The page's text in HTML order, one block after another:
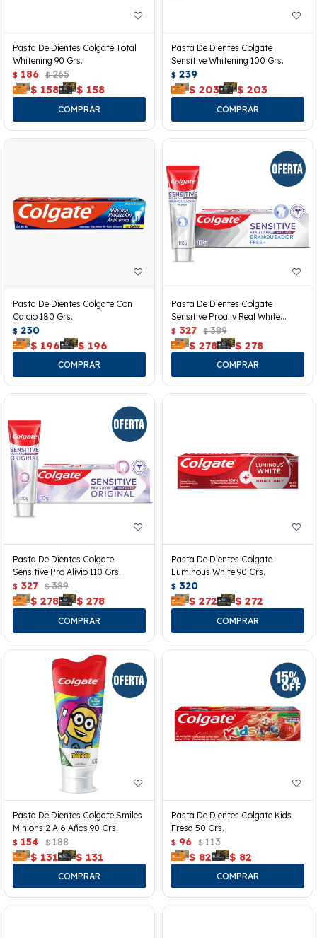
Pasta De Dientes Colgate Total
Whitening 90 Grs.
$ 186 $ 265
$ 158 $ 158
Pasta De Dientes Colgate
Sensitive Whitening 100 Grs.
$ 239
$ 203 $ 203
Pasta De Dientes Colgate Con
Calcio 180 Grs.
$ 230
$ 196 $ 196
Pasta De Dientes Colgate
Sensitive Proaliv Real White
110grs
$ 327 $ 389
$ 278 $ 278
Pasta De Dientes Colgate
Sensitive Pro Alivio 110 Grs.
$ 327 $ 389
$ 278 $ 278
Pasta De Dientes Colgate
Luminous White 90 Grs.
$ 320
$ 272 $ 272
Pasta De Dientes Colgate Smiles
Minions 2 A 6 Años 90 Grs.
$ 154 $ 188
$ 131 $ 131
Pasta De Dientes Colgate Kids
Fresa 50 Grs.
$ 96 $ 113
$ 82 $ 82